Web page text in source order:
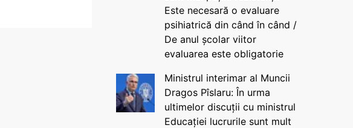
Este necesară o evaluare
psihiatrică din când în când /
De anul școlar viitor
evaluarea este obligatorie
Ministrul interimar al Muncii
Dragos Pîslaru: În urma
ultimelor discuții cu ministrul
Educației lucrurile sunt mult